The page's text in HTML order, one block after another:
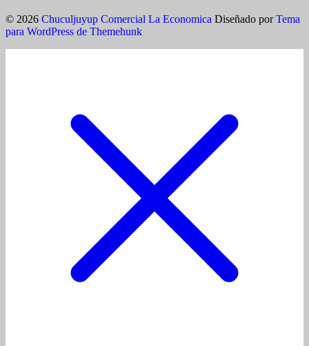
© 2026 Chuculjuyup Comercial La Economica Diseñado por Tema
para WordPress de Themehunk